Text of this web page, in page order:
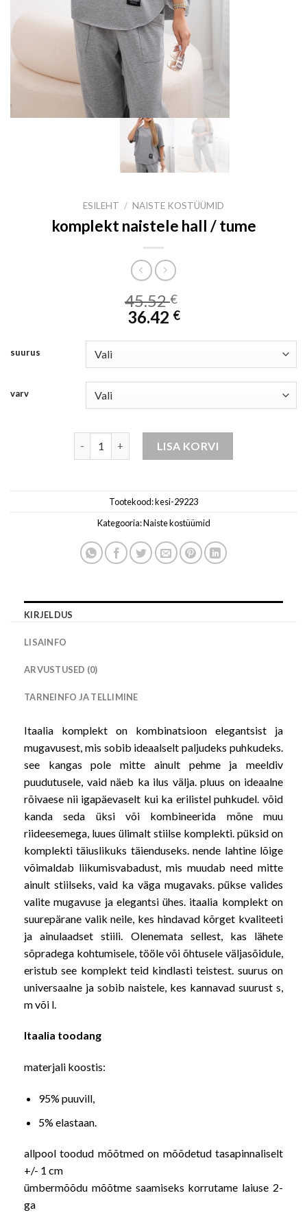
ESILEHT / NAISTE KOSTÜÜMID
komplekt naistele hall / tume
45.52€
36.42 €
suurus
varv
LISA KORVI
Tootekood:kesi-29223
Kategooria:Naiste kostüümid
KIRJELDUS
LISAINFO
ARVUSTUSED (0)
TARNEINFO JA TELLIMINE
Itaalia komplekt on kombinatsioon elegantsist ja
mugavusest, mis sobib ideaalselt paljudeks puhkudeks.
see kangas pole mitte ainult pehme ja meeldiv
puudutusele, vaid näeb ka ilus välja. pluus on ideaalne
rõivaese nii igapäevaselt kui ka erilistel puhkudel. võid
kanda seda üksi või kombineerida mõne muu
riideesemega, luues ülimalt stiilse komplekti. püksid on
komplekti täiuslikuks täienduseks. nende lahtine lõige
võimaldab liikumisvabadust, mis muudab need mitte
ainult stiilseks, vaid ka väga mugavaks. pükse valides
valite mugavuse ja elegantsi ühes. itaalia komplekt on
suurepärane valik neile, kes hindavad kõrget kvaliteeti
ja ainulaadset stiili. Olenemata sellest, kas lähete
sõpradega kohtumisele, tööle või õhtusele väljasõidule,
eristub see komplekt teid kindlasti teistest. suurus on
universaalne ja sobib naistele, kes kannavad suurust s,
m või l.
Itaalia toodang
materjali koostis:
95% puuvill,
5% elastaan.
allpool toodud mõõtmed on mõõdetud tasapinnaliselt
+/- 1 cm
ümbermõõdu mõõtme saamiseks korrutame laiuse 2-
ga